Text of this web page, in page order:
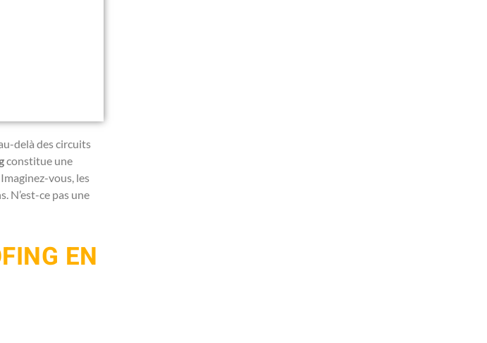
delà des circuits
constitue une
vous, les
N’est-ce pas une
EN